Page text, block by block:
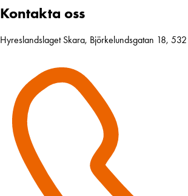
Kontakta oss
Hyreslandslaget Skara, Björkelundsgatan 18,